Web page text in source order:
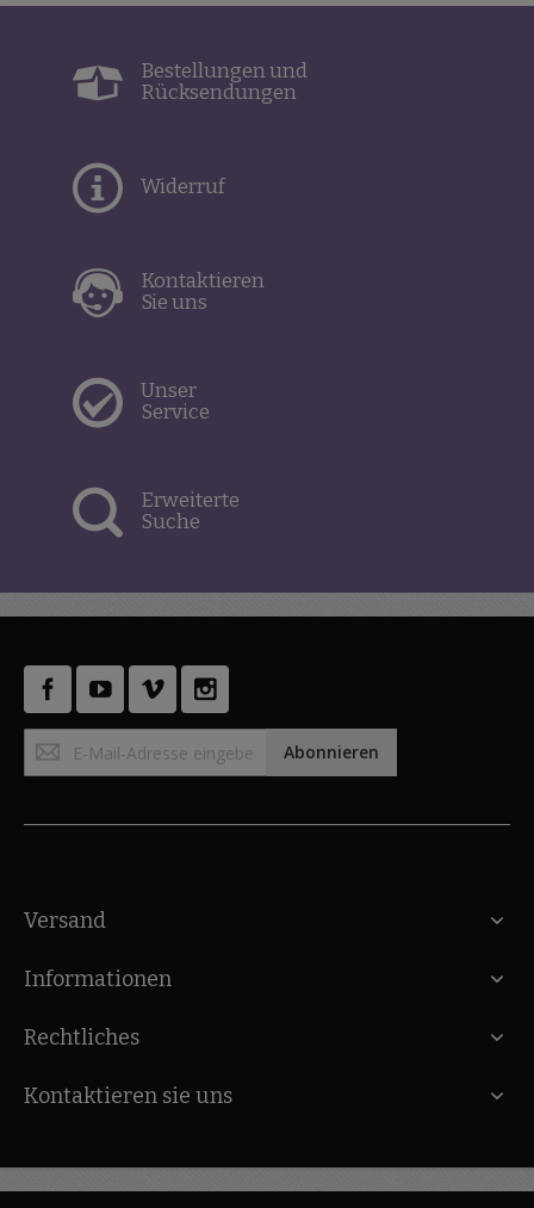
Bestellungen und
Rücksendungen
Widerruf
Kontaktieren
Sie uns
Unser
Service
Erweiterte
Suche
Anmeldung
zum
Abonnieren
Versand
Informationen
Rechtliches
Kontaktieren sie uns